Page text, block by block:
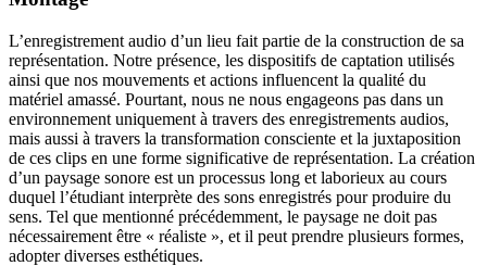
L’enregistrement audio d’un lieu fait partie de la construction de sa
représentation. Notre présence, les dispositifs de captation utilisés
ainsi que nos mouvements et actions influencent la qualité du
matériel amassé. Pourtant, nous ne nous engageons pas dans un
environnement uniquement à travers des enregistrements audios,
mais aussi à travers la transformation consciente et la juxtaposition
de ces clips en une forme significative de représentation. La création
d’un paysage sonore est un processus long et laborieux au cours
duquel l’étudiant interprète des sons enregistrés pour produire du
sens. Tel que mentionné précédemment, le paysage ne doit pas
nécessairement être « réaliste », et il peut prendre plusieurs formes,
adopter diverses esthétiques.